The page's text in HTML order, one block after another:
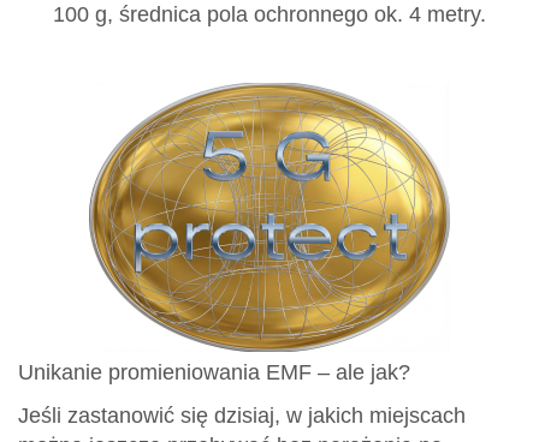
100 g, średnica pola ochronnego ok. 4 metry.
Unikanie promieniowania EMF – ale jak?
Jeśli zastanowić się dzisiaj, w jakich miejscach